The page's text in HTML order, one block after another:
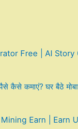
Free | AI Story
कैसे कमाएं? घर बैठे
Earn | Earn